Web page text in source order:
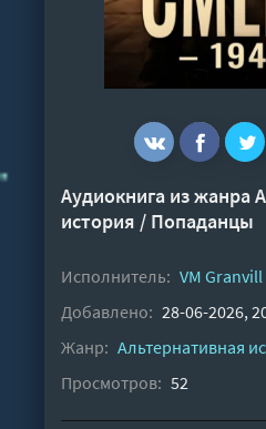
Аудиокнига из жанра
история / Попаданцы
Исполнитель: VM Granvill
Добавлено: 28-06-2026,
Жанр: Альтернативная
Просмотров: 52